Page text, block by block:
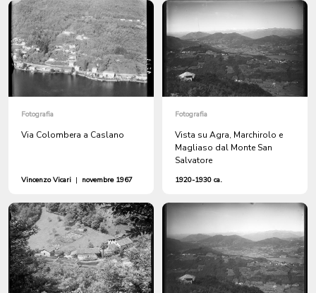
Fotografia
Via Colombera a Caslano
Vincenzo Vicari | novembre 1967
Fotografia
Vista su Agra, Marchirolo e
Magliaso dal Monte San
Salvatore
1920-1930 ca.